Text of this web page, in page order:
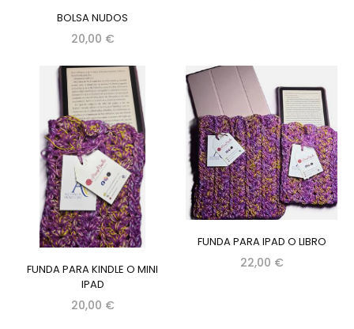
BOLSA NUDOS
20,00 €
FUNDA PARA KINDLE O MINI
IPAD
20,00 €
FUNDA PARA IPAD O LIBRO
22,00 €